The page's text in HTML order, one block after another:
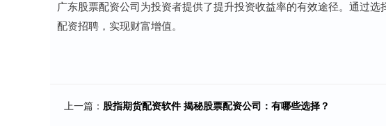
广东股票配资公司为投资者提供了提升投资收益率的有效途径。通过
配资招聘，实现财富增值。
上一篇： 股指期货配资软件 揭秘股票配资公司：有哪些选择？